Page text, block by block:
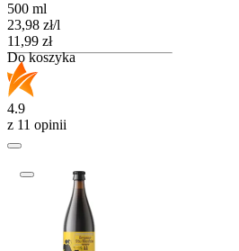
500 ml
23,98 zł/l
Cena
11,99 zł
Do koszyka
4.9
z 11 opinii